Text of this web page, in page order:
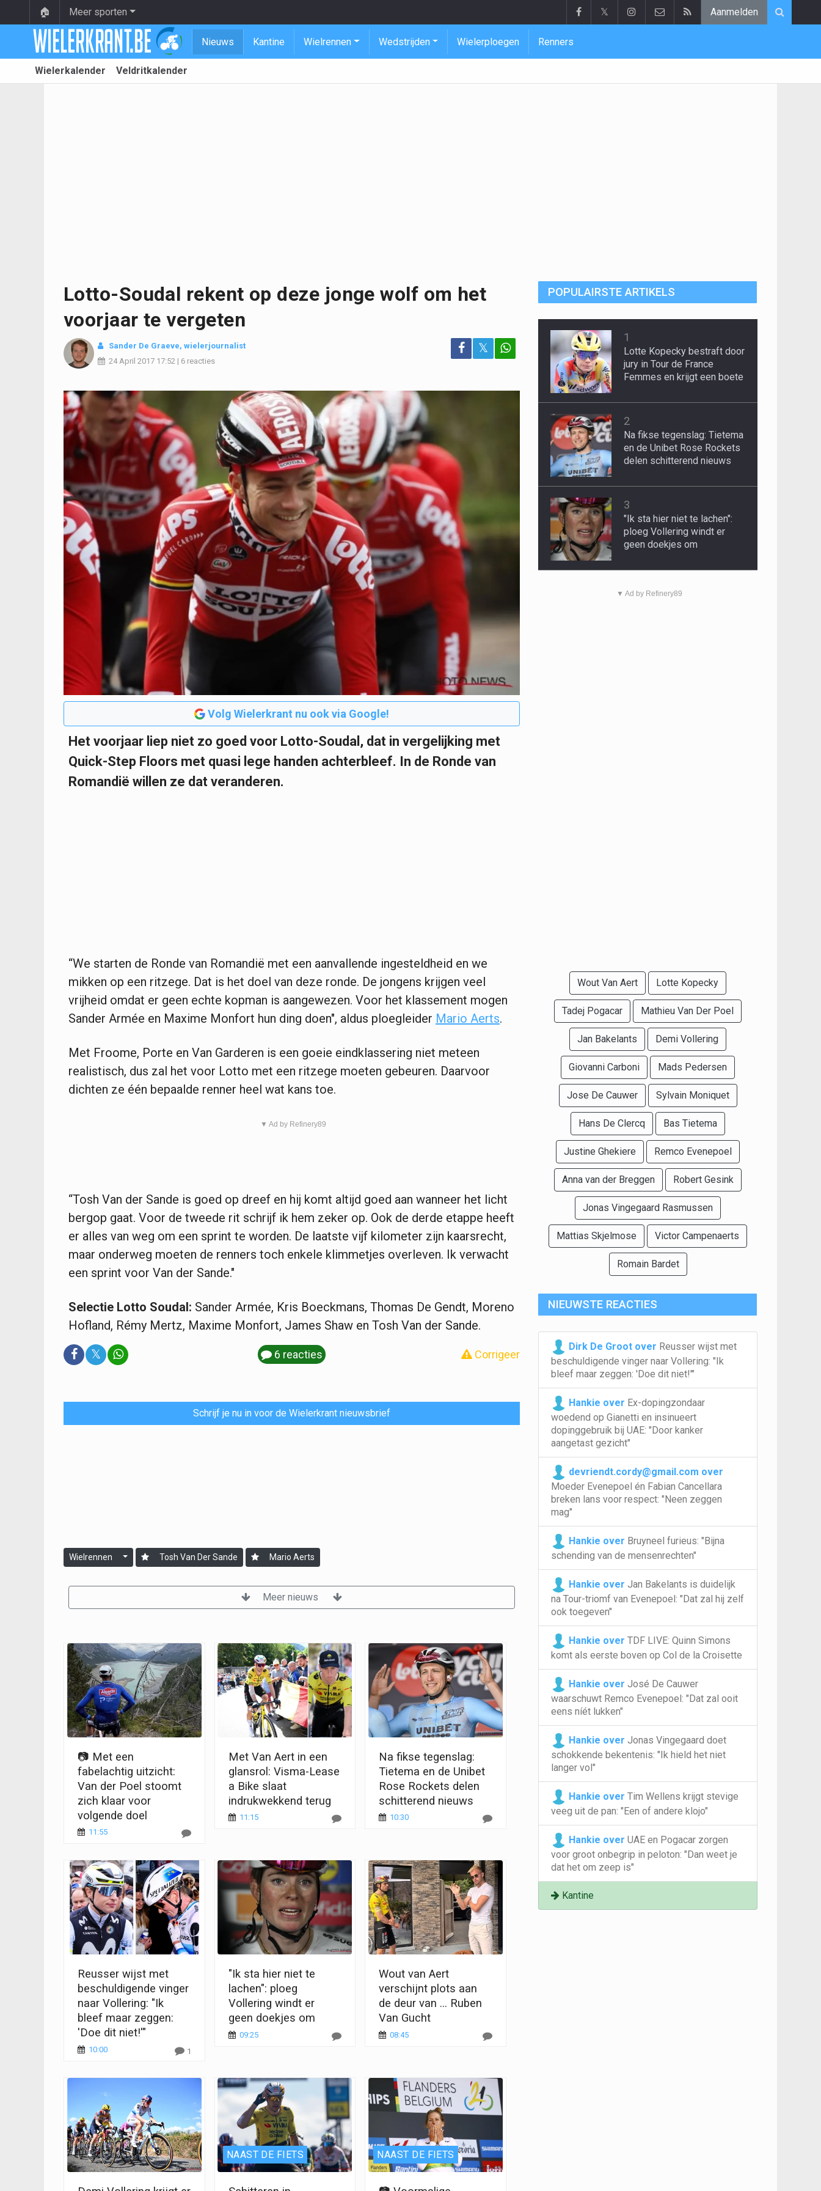
🏠 Meer sporten 𝕏 Aanmelden
Nieuws Kantine Wielrennen Wedstrijden Wielerploegen Renners
Wielerkalender Veldritkalender
Lotto-Soudal rekent op deze jonge wolf om het
voorjaar te vergeten
Sander De Graeve, wielerjournalist
24 April 2017 17:52 | 6 reacties
𝕏
Volg Wielerkrant nu ook via Google!
Het voorjaar liep niet zo goed voor Lotto-Soudal, dat in vergelijking met
Quick-Step Floors met quasi lege handen achterbleef. In de Ronde van
Romandië willen ze dat veranderen.
“We starten de Ronde van Romandië met een aanvallende ingesteldheid en we
mikken op een ritzege. Dat is het doel van deze ronde. De jongens krijgen veel
vrijheid omdat er geen echte kopman is aangewezen. Voor het klassement mogen
Sander Armée en Maxime Monfort hun ding doen", aldus ploegleider Mario Aerts.
Met Froome, Porte en Van Garderen is een goeie eindklassering niet meteen
realistisch, dus zal het voor Lotto met een ritzege moeten gebeuren. Daarvoor
dichten ze één bepaalde renner heel wat kans toe.
▼ Ad by Refinery89
“Tosh Van der Sande is goed op dreef en hij komt altijd goed aan wanneer het licht
bergop gaat. Voor de tweede rit schrijf ik hem zeker op. Ook de derde etappe heeft
er alles van weg om een sprint te worden. De laatste vijf kilometer zijn kaarsrecht,
maar onderweg moeten de renners toch enkele klimmetjes overleven. Ik verwacht
een sprint voor Van der Sande."
Selectie Lotto Soudal: Sander Armée, Kris Boeckmans, Thomas De Gendt, Moreno
Hofland, Rémy Mertz, Maxime Monfort, James Shaw en Tosh Van der Sande.
𝕏 6 reacties Corrigeer
Schrijf je nu in voor de Wielerkrant nieuwsbrief
Wielrennen Tosh Van Der Sande Mario Aerts
Meer nieuws
📷 Met een
fabelachtig uitzicht:
Van der Poel stoomt
zich klaar voor
volgende doel
11:55
Met Van Aert in een
glansrol: Visma-Lease
a Bike slaat
indrukwekkend terug
11:15
Na fikse tegenslag:
Tietema en de Unibet
Rose Rockets delen
schitterend nieuws
10:30
Reusser wijst met
beschuldigende vinger
naar Vollering: "Ik
bleef maar zeggen:
'Doe dit niet!'"
10:00 1
"Ik sta hier niet te
lachen": ploeg
Vollering windt er
geen doekjes om
09:25
Wout van Aert
verschijnt plots aan
de deur van ... Ruben
Van Gucht
08:45
NAAST DE FIETS NAAST DE FIETS
POPULAIRSTE ARTIKELS
1
Lotte Kopecky bestraft door
jury in Tour de France
Femmes en krijgt een boete
2
Na fikse tegenslag: Tietema
en de Unibet Rose Rockets
delen schitterend nieuws
3
"Ik sta hier niet te lachen":
ploeg Vollering windt er
geen doekjes om
▼ Ad by Refinery89
Wout Van Aert Lotte Kopecky
Tadej Pogacar Mathieu Van Der Poel
Jan Bakelants Demi Vollering
Giovanni Carboni Mads Pedersen
Jose De Cauwer Sylvain Moniquet
Hans De Clercq Bas Tietema
Justine Ghekiere Remco Evenepoel
Anna van der Breggen Robert Gesink
Jonas Vingegaard Rasmussen
Mattias Skjelmose Victor Campenaerts
Romain Bardet
NIEUWSTE REACTIES
Dirk De Groot over Reusser wijst met
beschuldigende vinger naar Vollering: "Ik
bleef maar zeggen: 'Doe dit niet!'"
Hankie over Ex-dopingzondaar
woedend op Gianetti en insinueert
dopinggebruik bij UAE: "Door kanker
aangetast gezicht"
devriendt.cordy@gmail.com over
Moeder Evenepoel én Fabian Cancellara
breken lans voor respect: "Neen zeggen
mag"
Hankie over Bruyneel furieus: "Bijna
schending van de mensenrechten"
Hankie over Jan Bakelants is duidelijk
na Tour-triomf van Evenepoel: "Dat zal hij zelf
ook toegeven"
Hankie over TDF LIVE: Quinn Simons
komt als eerste boven op Col de la Croisette
Hankie over José De Cauwer
waarschuwt Remco Evenepoel: "Dat zal ooit
eens níét lukken"
Hankie over Jonas Vingegaard doet
schokkende bekentenis: "Ik hield het niet
langer vol"
Hankie over Tim Wellens krijgt stevige
veeg uit de pan: "Een of andere klojo"
Hankie over UAE en Pogacar zorgen
voor groot onbegrip in peloton: "Dan weet je
dat het om zeep is"
Kantine